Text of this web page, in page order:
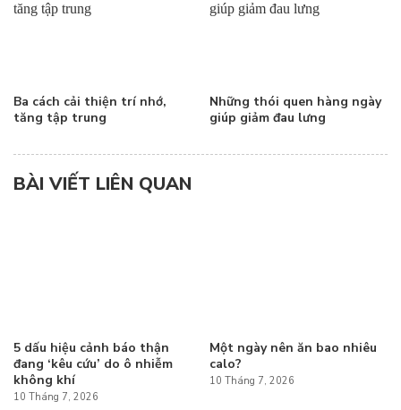
Ba cách cải thiện trí nhớ,
tăng tập trung
Những thói quen hàng ngày
giúp giảm đau lưng
BÀI VIẾT LIÊN QUAN
5 dấu hiệu cảnh báo thận
đang ‘kêu cứu’ do ô nhiễm
không khí
10 Tháng 7, 2026
Một ngày nên ăn bao nhiêu
calo?
10 Tháng 7, 2026